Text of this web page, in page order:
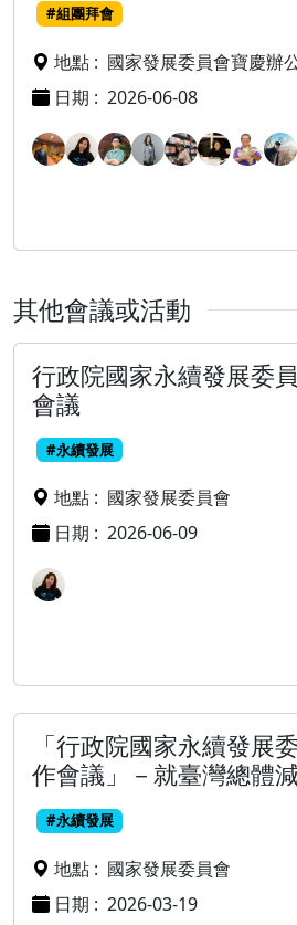
#組團拜會
地點 : 國家發展委員會寶慶辦
日期 : 2026-06-08
其他會議或活動
行政院國家永續發展委
會議
#永續發展
地點 : 國家發展委員會
日期 : 2026-06-09
「行政院國家永續發展
作會議」－就臺灣總體
動進展有關科技創新等
告及討論
#永續發展
地點 : 國家發展委員會
日期 : 2026-03-19